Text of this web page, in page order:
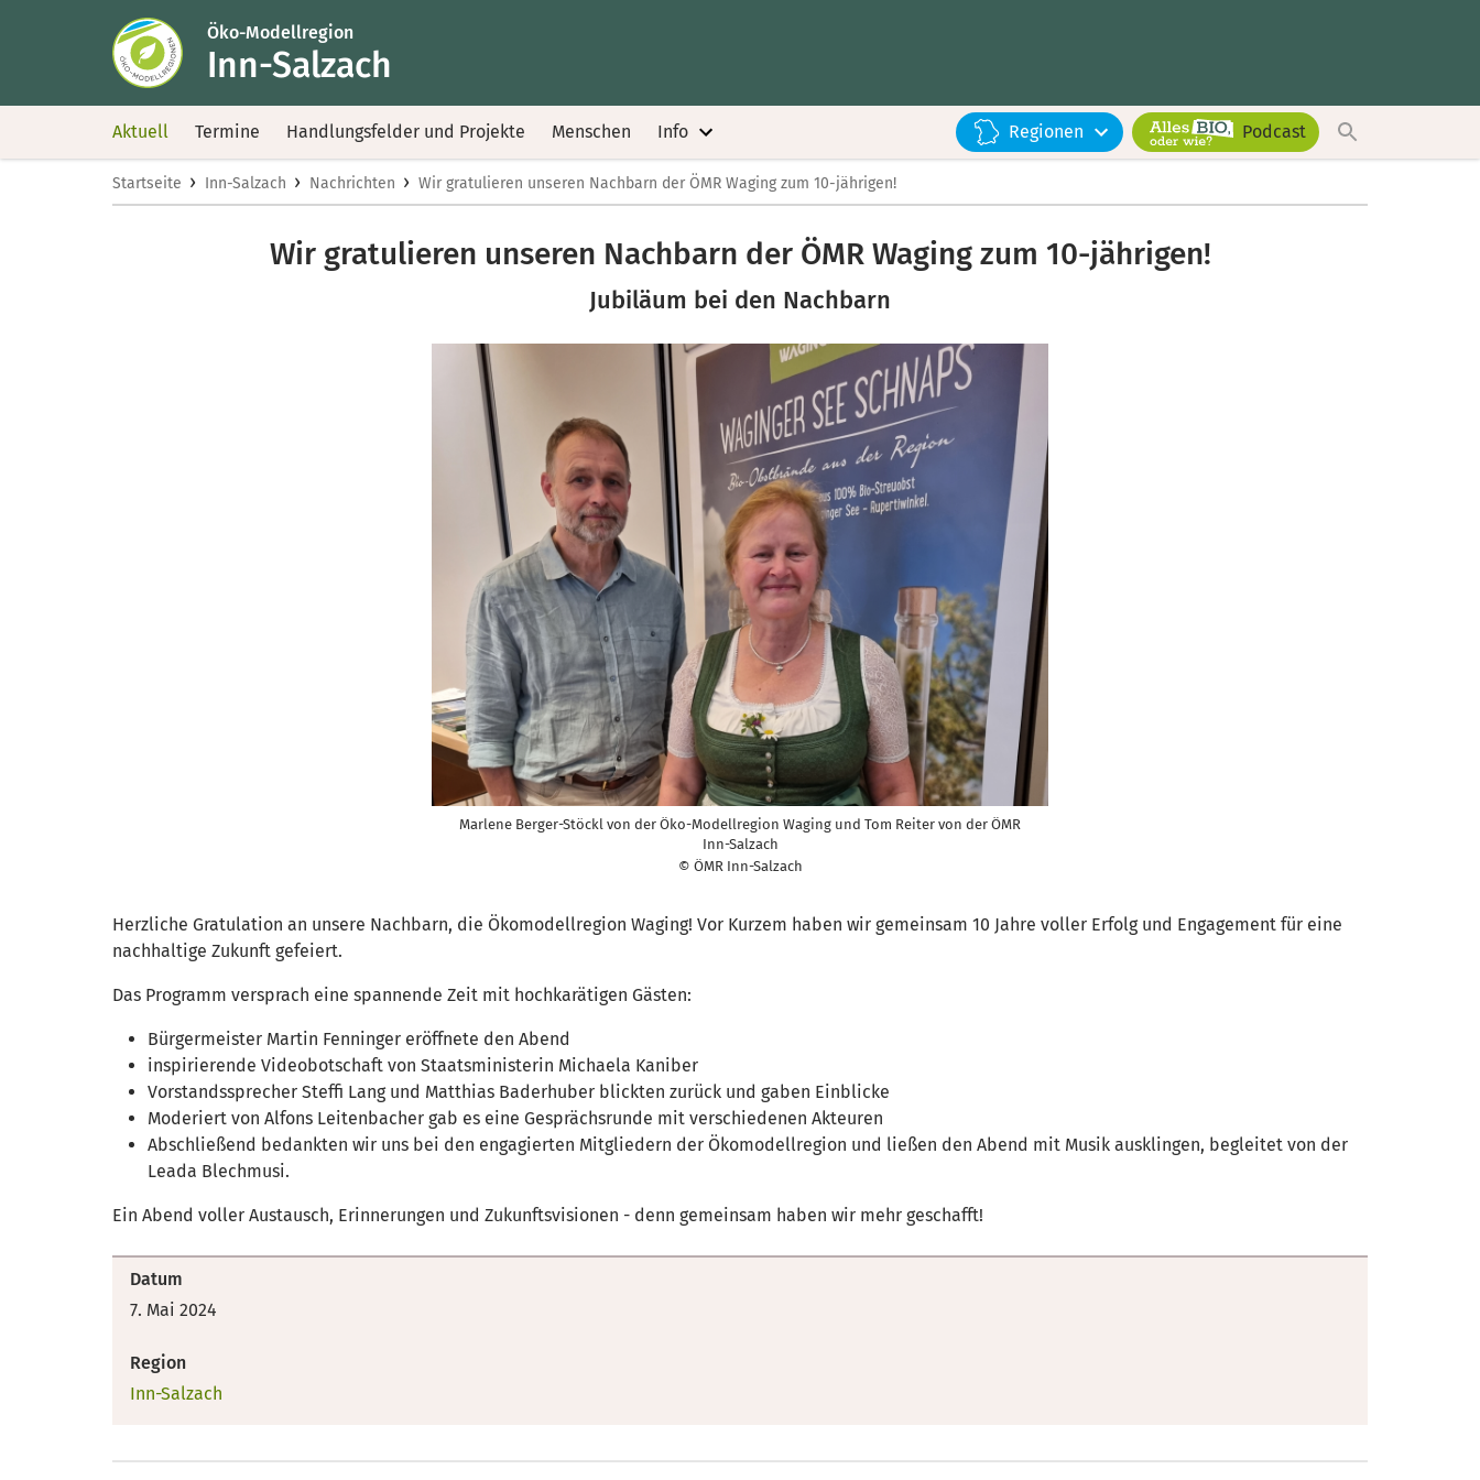
Öko-Modellregion
Inn-Salzach
Aktuell Termine Handlungsfelder und Projekte Menschen Info Regionen Podcast
Startseite › Inn-Salzach › Nachrichten › Wir gratulieren unseren Nachbarn der ÖMR Waging zum 10-jährigen!
Wir gratulieren unseren Nachbarn der ÖMR Waging zum 10-jährigen!
Jubiläum bei den Nachbarn
Marlene Berger-Stöckl von der Öko-Modellregion Waging und Tom Reiter von der ÖMR
Inn-Salzach
© ÖMR Inn-Salzach
Herzliche Gratulation an unsere Nachbarn, die Ökomodellregion Waging! Vor Kurzem haben wir gemeinsam 10 Jahre voller Erfolg und Engagement für eine
nachhaltige Zukunft gefeiert.
Das Programm versprach eine spannende Zeit mit hochkarätigen Gästen:
Bürgermeister Martin Fenninger eröffnete den Abend
inspirierende Videobotschaft von Staatsministerin Michaela Kaniber
Vorstandssprecher Steffi Lang und Matthias Baderhuber blickten zurück und gaben Einblicke
Moderiert von Alfons Leitenbacher gab es eine Gesprächsrunde mit verschiedenen Akteuren
Abschließend bedankten wir uns bei den engagierten Mitgliedern der Ökomodellregion und ließen den Abend mit Musik ausklingen, begleitet von der
Leada Blechmusi.
Ein Abend voller Austausch, Erinnerungen und Zukunftsvisionen - denn gemeinsam haben wir mehr geschafft!
Datum
7. Mai 2024
Region
Inn-Salzach